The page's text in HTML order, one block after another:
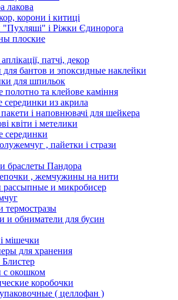
лакова
корони і китиці
"Пухляші" і Ріжки Єдинорога
плоские
патчі, декор
бантов и эпоксидные наклейки
для шпильок
полотно та клейове каміння
из акрила
і наповнювачі для шейкера
квіти і метелики
серединки
, пайетки і стрази
браслеты Пандора
, жемчужины на нити
рассыпные и микробисер
термостразы
и обниматели для бусин
мішечки
для хранения
с окошком
коробочки
( целлофан )